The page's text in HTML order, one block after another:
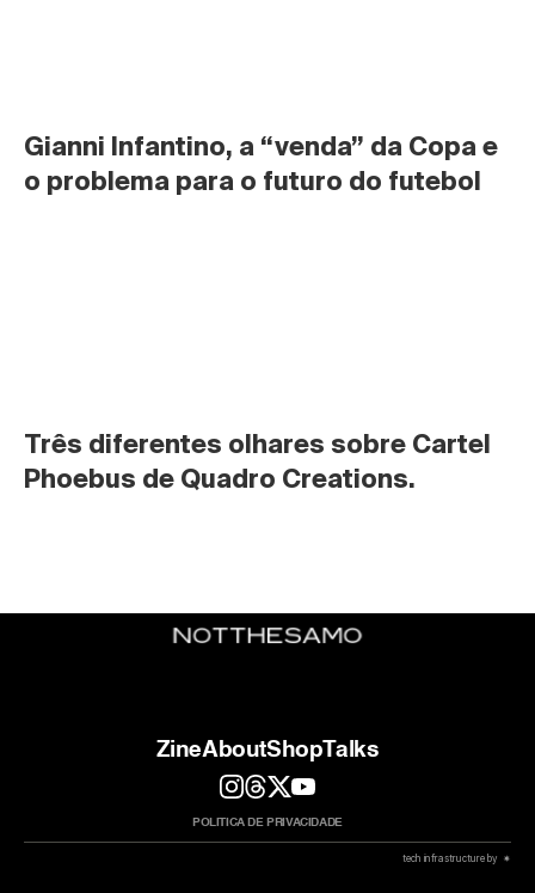
Gianni Infantino, a “venda” da Copa e
o problema para o futuro do futebol
Três diferentes olhares sobre Cartel
Phoebus de Quadro Creations.
ZineAboutShopTalks
tech infrastructure by  ✷
POLITICA DE PRIVACIDADE